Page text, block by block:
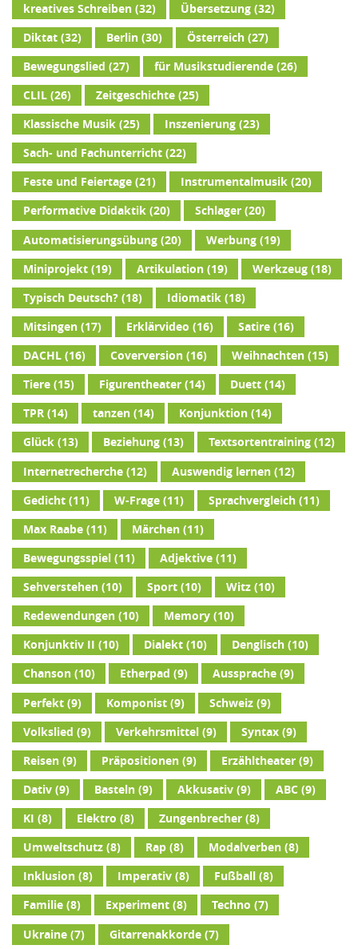
kreatives Schreiben(32) Übersetzung(32)
Diktat(32) Berlin(30) Österreich(27)
Bewegungslied (27) für Musikstudierende(26)
CLIL(26) Zeitgeschichte(25)
Klassische Musik(25) Inszenierung(23)
Sach- und Fachunterricht(22)
Feste und Feiertage(21) Instrumentalmusik(20)
Performative Didaktik(20) Schlager(20)
Automatisierungsübung(20) Werbung(19)
Miniprojekt(19) Artikulation(19) Werkzeug(18)
Typisch Deutsch?(18) Idiomatik(18)
Mitsingen(17) Erklärvideo (16) Satire(16)
DACHL(16) Coverversion(16) Weihnachten(15)
Tiere(15) Figurentheater(14) Duett(14)
TPR(14) tanzen(14) Konjunktion(14)
Glück(13) Beziehung(13) Textsortentraining(12)
Internetrecherche(12) Auswendig lernen(12)
Gedicht(11) W-Frage(11) Sprachvergleich(11)
Max Raabe(11) Märchen(11)
Bewegungsspiel(11) Adjektive(11)
Sehverstehen(10) Sport(10) Witz(10)
Redewendungen(10) Memory(10)
Konjunktiv II (10) Dialekt(10) Denglisch(10)
Chanson(10) Etherpad (9) Aussprache(9)
Perfekt(9) Komponist(9) Schweiz(9)
Volkslied (9) Verkehrsmittel(9) Syntax(9)
Reisen(9) Präpositionen(9) Erzähltheater(9)
Dativ(9) Basteln(9) Akkusativ(9) ABC (9)
KI (8) Elektro (8) Zungenbrecher(8)
Umweltschutz(8) Rap(8) Modalverben(8)
Inklusion(8) Imperativ(8) Fußball (8)
Familie(8) Experiment(8) Techno (7)
Ukraine(7) Gitarrenakkorde(7)